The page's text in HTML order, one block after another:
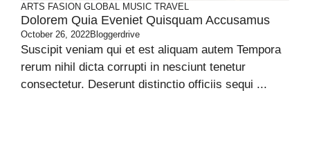
ARTS FASION GLOBAL MUSIC TRAVEL
Dolorem Quia Eveniet Quisquam Accusamus
October 26, 2022Bloggerdrive
Suscipit veniam qui et est aliquam autem Tempora
rerum nihil dicta corrupti in nesciunt tenetur
consectetur. Deserunt distinctio officiis sequi ...